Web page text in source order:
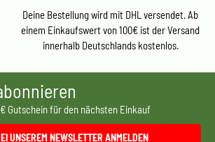
Deine Bestellung wird mit DHL versendet. Ab
einem Einkaufswert von 100€ ist der Versand
innerhalb Deutschlands kostenlos.
Gutschein für den nächsten Einkauf
UNSEREM NEWSLETTER ANMELDEN